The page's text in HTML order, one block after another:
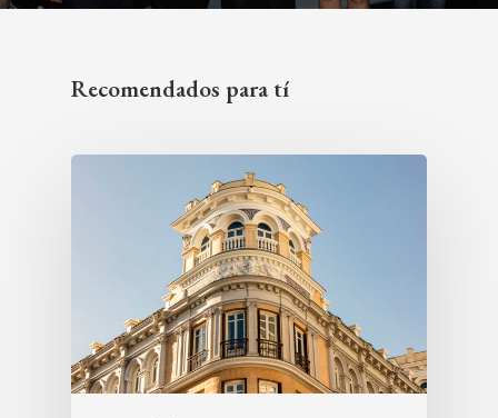
Recomendados para tí